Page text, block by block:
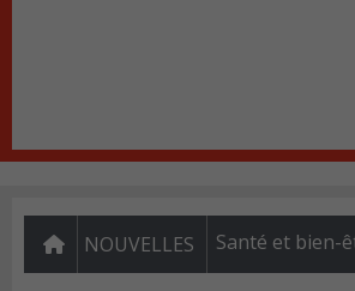
NOUVELLES Santé et bien-